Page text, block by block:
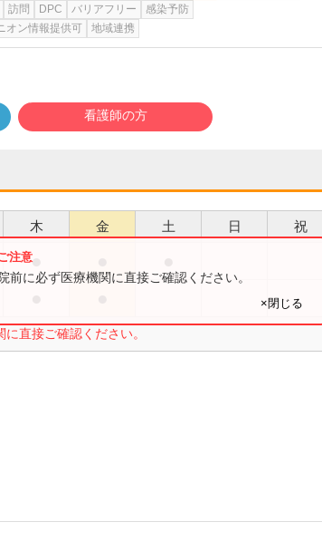
訪問 DPC バリアフリー
感染予防
オン情報提供可 地域連携
看護師の方
木 金 土 日 祝
●
直接ご確認ください。
に必ず医療機関に直接ご確認ください。
×閉じる